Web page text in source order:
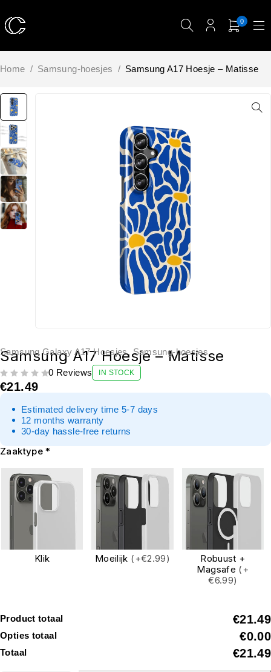
0
Home / Samsung-hoesjes / Samsung A17 Hoesje – Matisse
Samsung Galaxy A17 Hoesjes,Samsung-hoesjes
Samsung A17 Hoesje – Matisse
0 Reviews IN STOCK
€21.49
Estimated delivery time 5-7 days
12 months warranty
30-day hassle-free returns
Zaaktype *
Klik Moeilijk (+€2.99)
Robuust +
Magsafe (+
€6.99)
Product totaal €21.49
Opties totaal €0.00
Totaal €21.49